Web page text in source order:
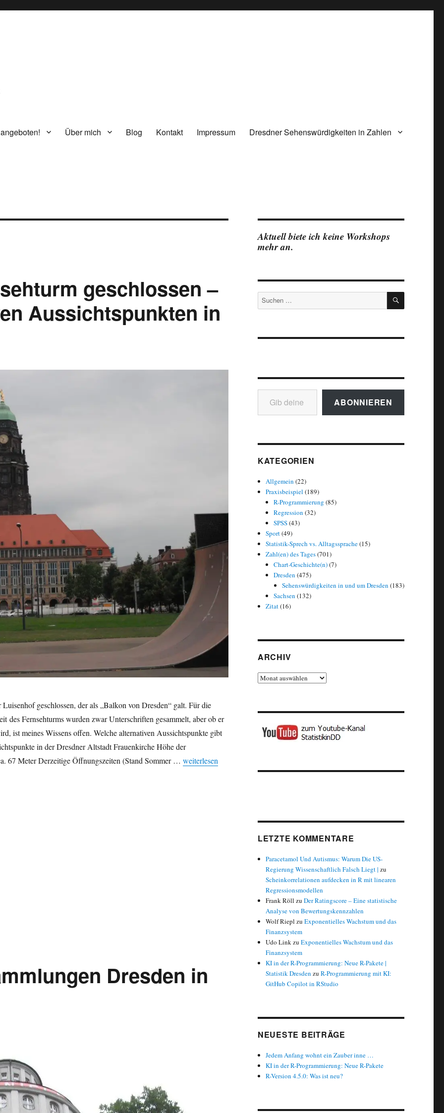
Über mich Blog Kontakt Impressum
Dresdner Sehenswürdigkeiten in Zahlen
geschlossen –
Aussichtspunkten in
geschlossen, der als „Balkon von Dresden“ galt. Für die
des Fernsehturms wurden zwar Unterschriften gesammelt, aber ob er
ist meines Wissens offen. Welche alternativen Aussichtspunkte gibt
in der Dresdner Altstadt Frauenkirche Höhe der
67 Meter Derzeitige Öffnungszeiten (Stand Sommer … „Luisenhof und Fernsehturm geschlossen – Zahlen zu alternativen
weiterlesen
Dresden in
Aktuell biete ich keine Workshops
mehr an.
Suchen
nach:
SUCHEN
Gib deine E-Mail-Adresse ein ...
ABONNIEREN
KATEGORIEN
Allgemein (22)
Praxisbeispiel (189)
R-Programmierung (85)
Regression (32)
SPSS(43)
Sport(49)
Statistik-Sprech vs. Alltagssprache(15)
Zahl(en) des Tages(701)
Chart-Geschichte(n)(7)
Dresden (475)
Sehenswürdigkeiten in und um Dresden (183)
Sachsen (132)
Zitat(16)
ARCHIV
Archiv
LETZTE KOMMENTARE
Paracetamol Und Autismus: Warum Die US-
Regierung Wissenschaftlich Falsch Liegt | zu
Scheinkorrelationen aufdecken in R mit linearen
Regressionsmodellen
Frank Röll zuDer Ratingscore – Eine statistische
Analyse von Bewertungskennzahlen
Wolf Riepl zuExponentielles Wachstum und das
Finanzsystem
Udo LinkzuExponentielles Wachstum und das
Finanzsystem
KI in der R-Programmierung: Neue R-Pakete |
Statistik Dresden zuR-Programmierung mit KI:
GitHub Copilot in RStudio
NEUESTE BEITRÄGE
Jedem Anfang wohnt ein Zauber inne …
KI in der R-Programmierung: Neue R-Pakete
R-Version 4.5.0: Was ist neu?